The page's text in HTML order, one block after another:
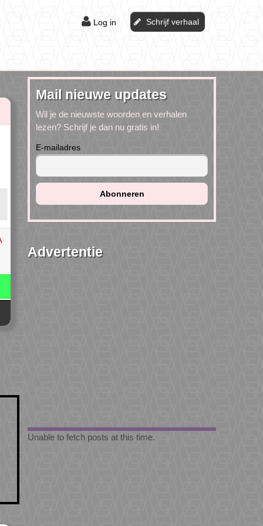
Log in Schrijf verhaal
Mail nieuwe updates
Wil je de nieuwste woorden en verhalen
lezen? Schrijf je dan nu gratis in!
E-mailadres
Advertentie
Unable to fetch posts at this time.